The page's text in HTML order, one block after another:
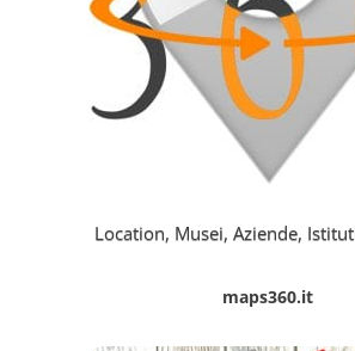
Location, Musei, Aziende,
maps360.it